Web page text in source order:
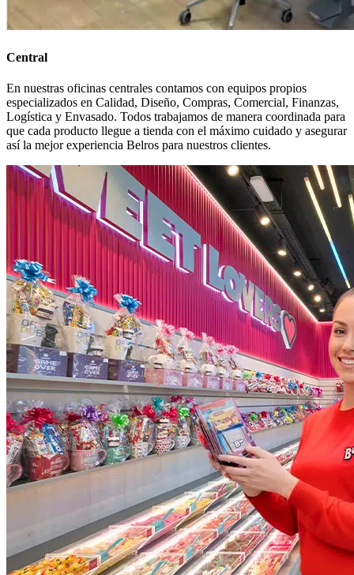
Central
En nuestras oficinas centrales contamos con equipos propios
especializados en Calidad, Diseño, Compras, Comercial, Finanzas,
Logística y Envasado. Todos trabajamos de manera coordinada para
que cada producto llegue a tienda con el máximo cuidado y asegurar
así la mejor experiencia Belros para nuestros clientes.